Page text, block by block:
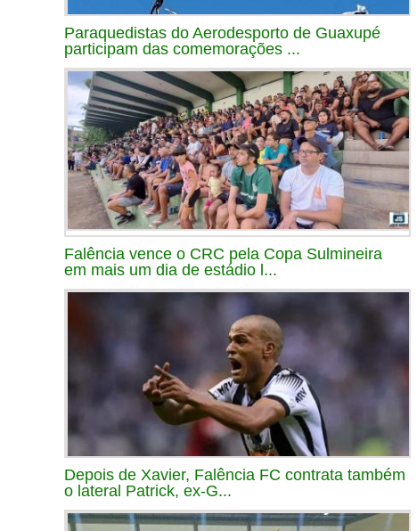
Paraquedistas do Aerodesporto de Guaxupé
participam das comemorações ...
Falência vence o CRC pela Copa Sulmineira
em mais um dia de estádio l...
Depois de Xavier, Falência FC contrata também
o lateral Patrick, ex-G...